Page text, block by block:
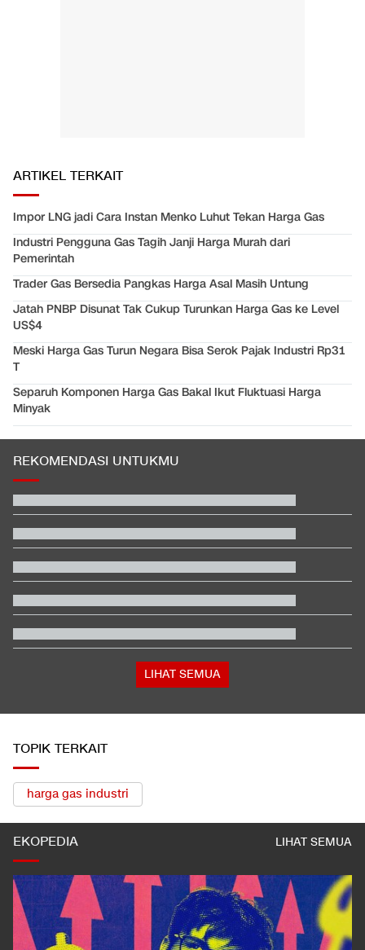
ARTIKEL TERKAIT
Impor LNG jadi Cara Instan Menko Luhut Tekan Harga Gas
Industri Pengguna Gas Tagih Janji Harga Murah dari
Pemerintah
Trader Gas Bersedia Pangkas Harga Asal Masih Untung
Jatah PNBP Disunat Tak Cukup Turunkan Harga Gas ke Level
US$4
Meski Harga Gas Turun Negara Bisa Serok Pajak Industri Rp31
T
Separuh Komponen Harga Gas Bakal Ikut Fluktuasi Harga
Minyak
REKOMENDASI UNTUKMU
Pelatih Vietnam Buka Suara Balas Komentar Justin Hubner Soal
Piala AFF
Video Mesum 'Yang Wis Yang' Banyuwangi, Pemeran Pria Jadi
Tersangka
Klasemen SEA V Cup Women's: Indonesia di Puncak usai Hajar
Aktivis Sayap Kiri Israel Serbu Kantor Partai Peneror Warga
Palestina
Satelit Lampung-1 Meluncur ke Orbit dari China, Apa Saja
Insiden Jalan Raya, Direskrimum Polda Sumbar Diduga Aniaya
TOPIK TERKAIT
EKOPEDIA LIHAT SEMUA